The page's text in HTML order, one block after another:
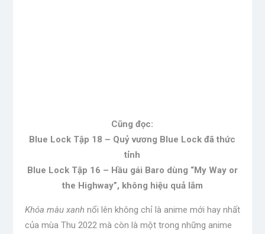
Cũng đọc:
Blue Lock Tập 18 – Quỷ vương Blue Lock đã thức
tỉnh
Blue Lock Tập 16 – Hầu gái Baro dùng “My Way or
the Highway”, không hiệu quả lắm
Khóa màu xanh nổi lên không chỉ là anime mới hay nhất
của mùa Thu 2022 mà còn là một trong những anime